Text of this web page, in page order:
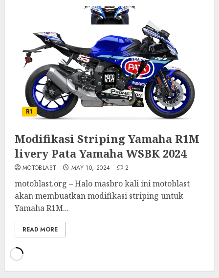
R1
Modifikasi Striping Yamaha R1M
livery Pata Yamaha WSBK 2024
MOTOBLAST MAY 10, 2024 2
motoblast.org – Halo masbro kali ini motoblast
akan membuatkan modifikasi striping untuk
Yamaha R1M...
READ MORE